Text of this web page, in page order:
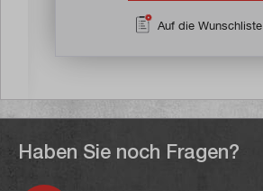
Auf die Wunschliste
Haben Sie noch Fragen?